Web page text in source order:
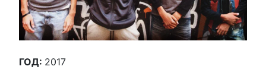
ГОД: 2017